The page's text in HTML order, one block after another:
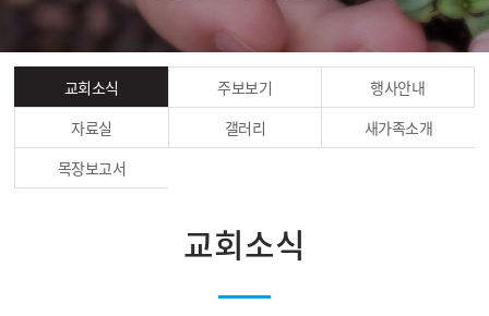
교회소식 주보보기
행사안내
자료실
갤러리
새가족소개
목장보고서
교회소식